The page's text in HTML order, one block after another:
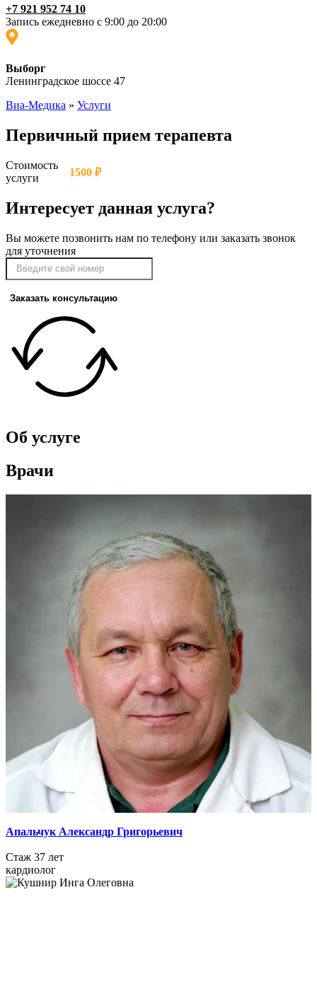
+7 921 952 74 10
Запись ежедневно с 9:00 до 20:00
Выборг
Ленинградское шоссе 47
Виа-Медика » Услуги
Первичный прием терапевта
Стоимость
услуги
1500 ₽
Интересует данная услуга?
Вы можете позвонить нам по телефону или заказать звонок
для уточнения
Заказать консультацию
Об услуге
Врачи
Апальчук Александр Григорьевич
Стаж 37 лет
кардиолог